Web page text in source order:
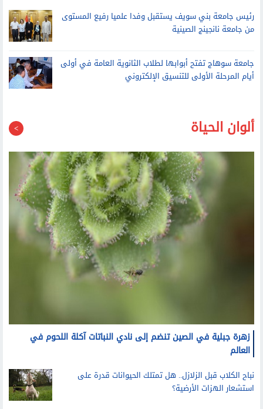
رئيس جامعة بني سويف يستقبل وفدا علميا رفيع المستوى
من جامعة نانجينج الصينية
جامعة سوهاج تفتح أبوابها لطلاب الثانوية العامة في أولى
أيام المرحلة الأولى للتنسيق الإلكتروني
ألوان الحياة
زهرة جبلية في الصين تنضم إلى نادي النباتات آكلة اللحوم في
العالم
نباح الكلاب قبل الزلازل.. هل تمتلك الحيوانات قدرة على
استشعار الهزات الأرضية؟